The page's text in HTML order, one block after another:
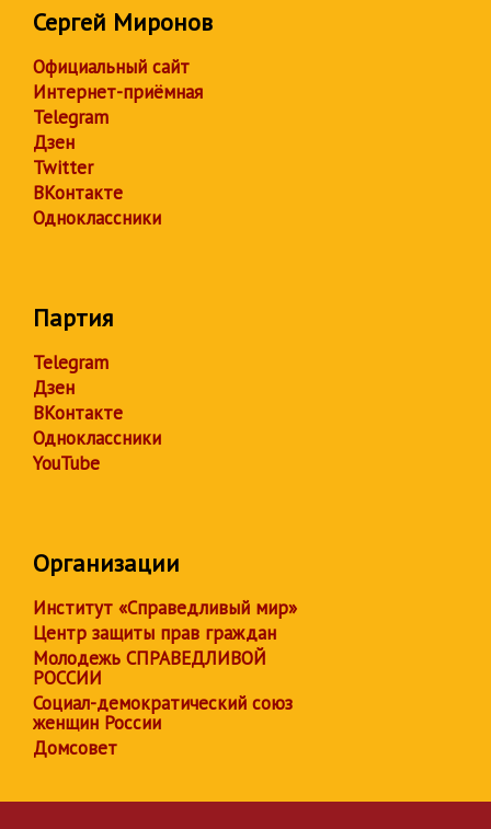
Сергей Миронов
Официальный сайт
Интернет-приёмная
Telegram
Дзен
Twitter
ВКонтакте
Одноклассники
Партия
Telegram
Дзен
ВКонтакте
Одноклассники
YouTube
Организации
Институт «Справедливый мир»
Центр защиты прав граждан
Молодежь СПРАВЕДЛИВОЙ
РОССИИ
Социал-демократический союз
женщин России
Домсовет